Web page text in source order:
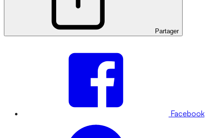
Partager
Facebook